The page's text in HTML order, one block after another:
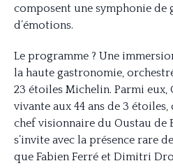
composent une symphonie de
d’émotions.
Le programme ? Une
la haute gastronomie,
23 étoiles Michelin. Parmi eux,
vivante aux 44 ans de 3
chef visionnaire du Oustau de
s’invite avec la présence rare
que Fabien Ferré et Dimitri